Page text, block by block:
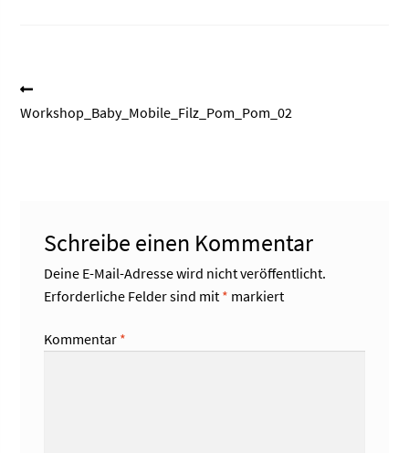
Beitragsnavigation
Beitrag:
Workshop_Baby_Mobile_Filz_Pom_Pom_02
Schreibe einen Kommentar
Deine E-Mail-Adresse wird nicht veröffentlicht.
Erforderliche Felder sind mit * markiert
Kommentar *